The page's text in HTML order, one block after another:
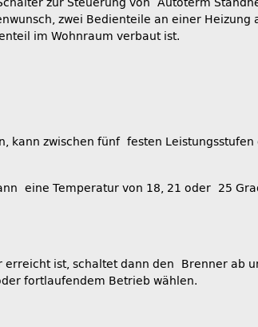
zur Steuerung von Autoterm
zwei Bedienteile an einer
im Wohnraum verbaut ist.
zwischen fünf festen Leistungsstufen
eine Temperatur von 18, 21 oder 25
ist, schaltet dann den Brenner ab
fortlaufendem Betrieb wählen.